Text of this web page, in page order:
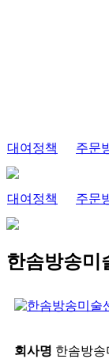
대여정책 주문
대여정책 주문
한솜방송미
회사명 한솜방송